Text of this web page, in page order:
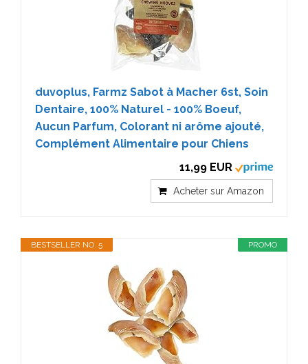
duvoplus, Farmz Sabot à Macher 6st, Soin
Dentaire, 100% Naturel - 100% Boeuf,
Aucun Parfum, Colorant ni arôme ajouté,
Complément Alimentaire pour Chiens
11,99 EUR
Acheter sur Amazon
PROMO
BESTSELLER NO. 5